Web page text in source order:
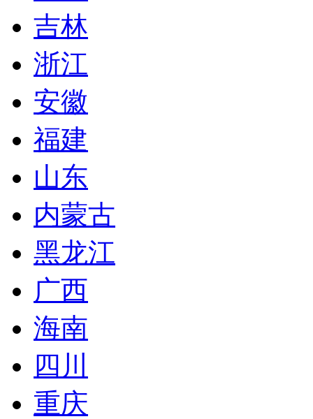
吉林
浙江
安徽
福建
山东
内蒙古
黑龙江
广西
海南
四川
重庆